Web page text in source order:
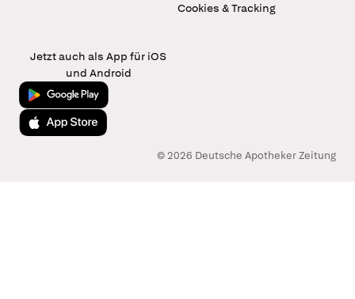
Cookies & Tracking
Jetzt auch als App für iOS
und Android
Jetzt bei Google Play
Laden im App Store
© 2026 Deutsche Apotheker Zeitung